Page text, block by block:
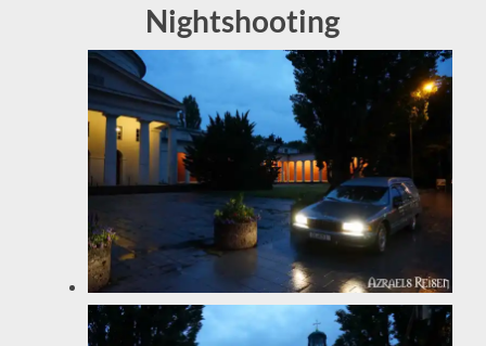
Nightshooting